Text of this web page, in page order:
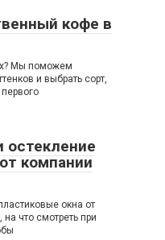
кофе в
Мы поможем
и выбрать сорт,
остекление
компании
окна от
что смотреть при